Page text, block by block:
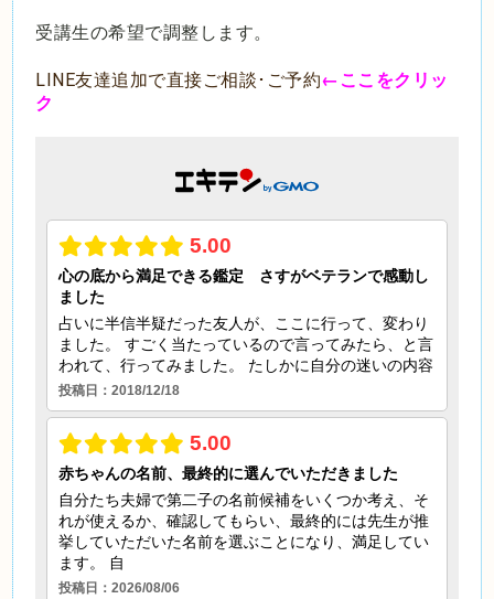
受講生の希望で調整します。
LINE友達追加で直接ご相談･ご予約←ここをクリッ
ク